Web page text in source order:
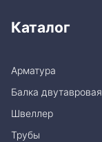
Каталог
Арматура
Балка двутавровая
Швеллер
Трубы